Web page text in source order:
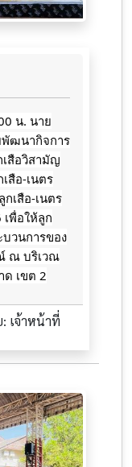
น. นาย
พัฒนากิจการ
สือวิสามัญ
สือ-เนตร
เสือ-เนตร
พื่อให้ลูก
วนการของ
ณ บริเวณ
ด เขต 2
: เจ้าหน้าที่